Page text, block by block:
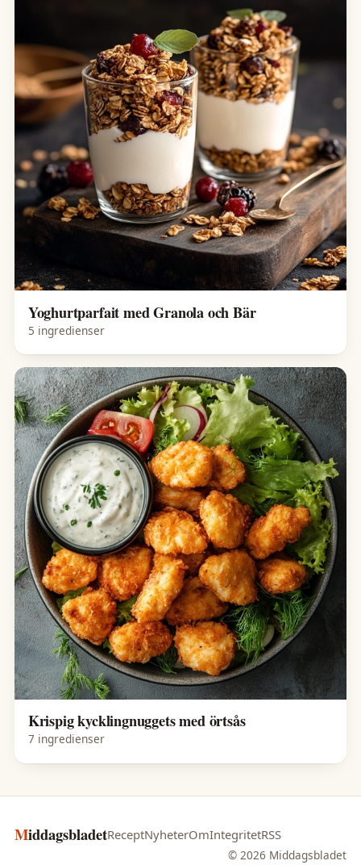
Yoghurtparfait med Granola och Bär
5 ingredienser
Krispig kycklingnuggets med örtsås
7 ingredienser
MiddagsbladetReceptNyheterOmIntegritetRSS
© 2026 Middagsbladet